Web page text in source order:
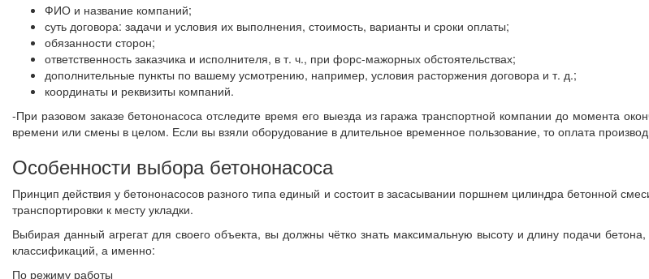
ФИО и название компаний;
суть договора: задачи и условия их выполнения, стоимость, варианты и сроки оплаты;
обязанности сторон;
ответственность заказчика и исполнителя, в т. ч., при форс-мажорных обстоятельствах;
дополнительные пункты по вашему усмотрению, например, условия расторжения договора и т. д.;
координаты и реквизиты компаний.
-При разовом заказе бетононасоса отследите время его выезда из гаража транспортной компании до момента
времени или смены в целом. Если вы взяли оборудование в длительное временное пользование, то оплата
Особенности выбора бетононасоса
Принцип действия у бетононасосов разного типа единый и состоит в засасывании поршнем цилиндра бетонной
транспортировки к месту укладки.
Выбирая данный агрегат для своего объекта, вы должны чётко знать максимальную высоту и длину подачи
классификаций, а именно:
По режиму работы